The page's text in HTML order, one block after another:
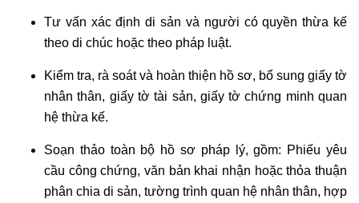
Luật
hành
Tư vấn xác định di sản và người có quyền thừa kế
theo di chúc hoặc theo pháp luật.
Kiểm tra, rà soát và hoàn thiện hồ sơ, bổ sung giấy tờ
nhân thân, giấy tờ tài sản, giấy tờ chứng minh quan
hệ thừa kế.
Soạn thảo toàn bộ hồ sơ pháp lý, gồm: Phiếu yêu
cầu công chứng, văn bản khai nhận hoặc thỏa thuận
phân chia di sản, tường trình quan hệ nhân thân, hợp